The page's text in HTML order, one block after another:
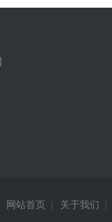
网站首页 关于我们